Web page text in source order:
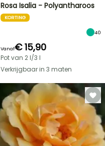
Rosa Isalia - Polyantharoos
KORTING
40
Vanaf€ 15,90
Pot van 2 l/3 l
Verkrijgbaar in 3 maten